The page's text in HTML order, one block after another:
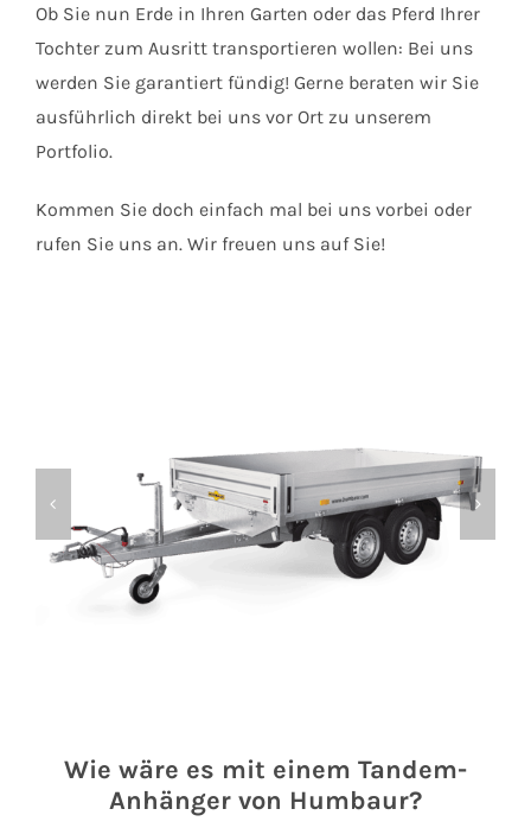
Ob Sie nun Erde in Ihren Garten oder das Pferd Ihrer
Tochter zum Ausritt transportieren wollen: Bei uns
werden Sie garantiert fündig! Gerne beraten wir Sie
ausführlich direkt bei uns vor Ort zu unserem
Portfolio.
Kommen Sie doch einfach mal bei uns vorbei oder
rufen Sie uns an. Wir freuen uns auf Sie!
Wie wäre es mit einem Tandem-
Anhänger von Humbaur?